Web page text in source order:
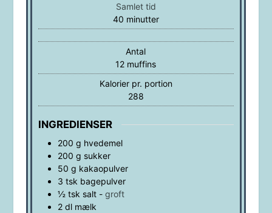
Samlet tid
40minutter
minutter
Antal
12 muffins
Kalorier pr. portion
288
INGREDIENSER
200 g hvedemel
200 g sukker
50 g kakaopulver
3 tsk bagepulver
½ tsk salt- groft
2 dl mælk